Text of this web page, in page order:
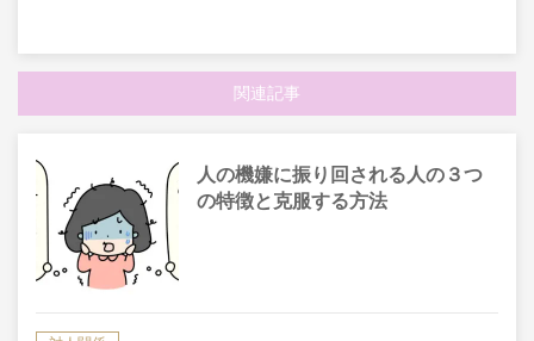
関連記事
人の機嫌に振り回される人の３つ
の特徴と克服する方法